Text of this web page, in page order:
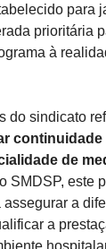
para
prioritária
à
do sindicato
de
SMDSP, este
a
a